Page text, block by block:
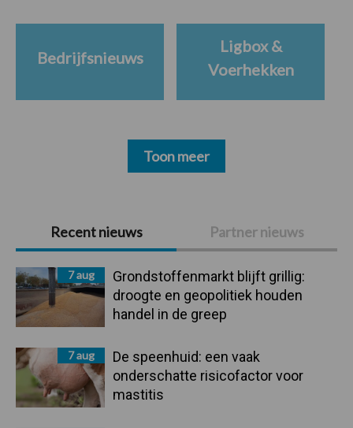
Primaire
Sidebar
Recent nieuws Partner nieuws
7 aug
Grondstoffenmarkt blijft grillig:
droogte en geopolitiek houden
handel in de greep
7 aug
De speenhuid: een vaak
onderschatte risicofactor voor
mastitis
Bedrijfsnieuws
Ligbox &
Voerhekken
Toon meer